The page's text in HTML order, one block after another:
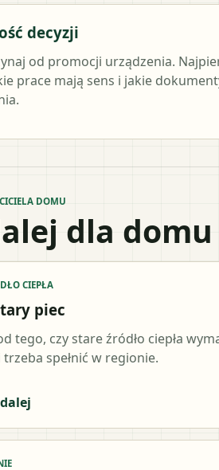
decyzji
od promocji urządzenia.
prace mają sens i jakie
DOMU
dla domu
CIEPŁA
piec
tego, czy stare źródło ciepła
spełnić w regionie.